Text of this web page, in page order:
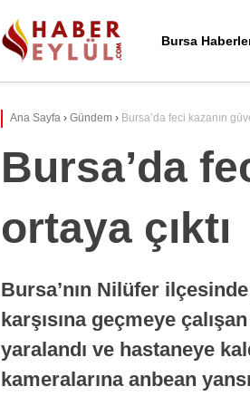
Bursa
Ana Sayfa › Gündem › Bursa’da feci kazanın
Bursa’da
ortaya çıktı
Bursa’nın Nilüfer
karşısına geçmeye
yaralandı ve hastaneye
kameralarına anbean